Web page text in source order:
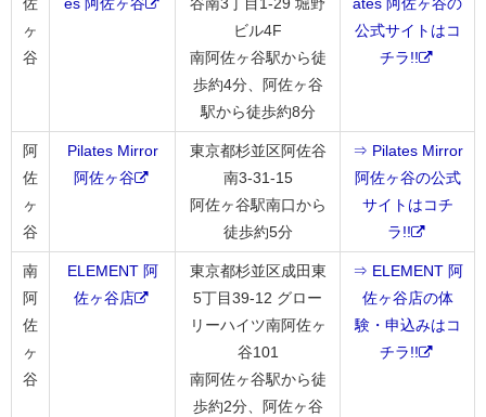
佐
ヶ
谷
es 阿佐ヶ谷
谷南3丁目1-29 堀野
ビル4F
南阿佐ヶ谷駅から徒
歩約4分、阿佐ヶ谷
駅から徒歩約8分
ates 阿佐ヶ谷の
公式サイトはコ
チラ!!
阿
佐
ヶ
谷
Pilates Mirror
阿佐ヶ谷
東京都杉並区阿佐谷
南3-31-15
阿佐ヶ谷駅南口から
徒歩約5分
⇒ Pilates Mirror
阿佐ヶ谷の公式
サイトはコチ
ラ!!
南
阿
佐
ヶ
谷
ELEMENT 阿
佐ヶ谷店
東京都杉並区成田東
5丁目39-12 グロー
リーハイツ南阿佐ヶ
谷101
南阿佐ヶ谷駅から徒
歩約2分、阿佐ヶ谷
⇒ ELEMENT 阿
佐ヶ谷店の体
験・申込みはコ
チラ!!